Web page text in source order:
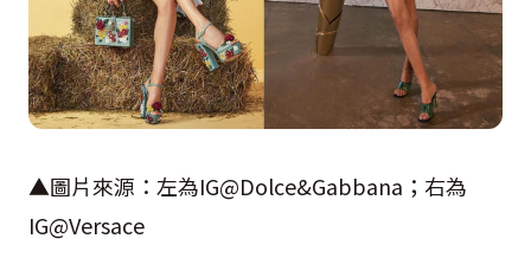
▲圖片來源：左為IG@Dolce&Gabbana ；右為
IG@Versace